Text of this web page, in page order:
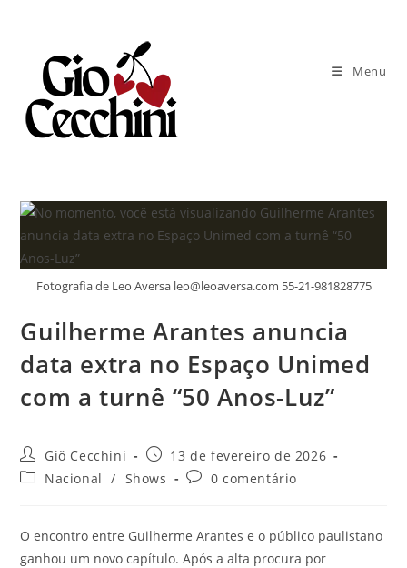
conteúdo
Menu
Fotografia de Leo Aversa leo@leoaversa.com 55-21-981828775
Guilherme Arantes anuncia
data extra no Espaço Unimed
com a turnê “50 Anos-Luz”
Autor
do
post:
Giô Cecchini
Post
publicado:
13 de fevereiro de 2026
Categoria
Nacional / Shows
Comentários
0 comentário
O encontro entre Guilherme Arantes e o público paulistano
ganhou um novo capítulo. Após a alta procura por